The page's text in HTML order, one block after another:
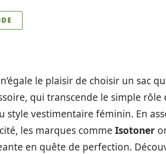
le plaisir de choisir un sac
qui transcende le simple
style vestimentaire féminin. En
les marques comme Isotoner
en quête de perfection.